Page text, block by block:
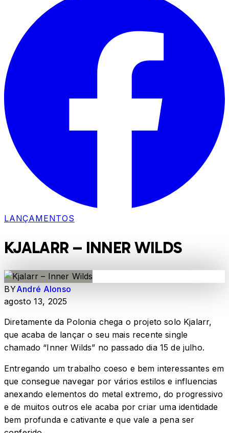
LANÇAMENTOS
KJALARR – INNER WILDS
BYAndré Alonso
agosto 13, 2025
Diretamente da Polonia chega o projeto solo Kjalarr,
que acaba de lançar o seu mais recente single
chamado “Inner Wilds” no passado dia 15 de julho.
Entregando um trabalho coeso e bem interessantes em
que consegue navegar por vários estilos e influencias
anexando elementos do metal extremo, do progressivo
e de muitos outros ele acaba por criar uma identidade
bem profunda e cativante e que vale a pena ser